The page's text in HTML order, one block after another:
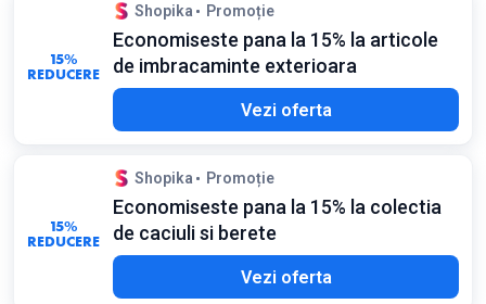
15%
REDUCERE
Shopika Promoție
Economiseste pana la 15% la articole
de imbracaminte exterioara
Vezi oferta
15%
REDUCERE
Shopika Promoție
Economiseste pana la 15% la colectia
de caciuli si berete
Vezi oferta